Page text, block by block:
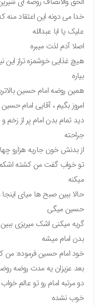
خدا می دونه این اعتقاد منه
علیک یا ابا عبدالله
اصلا آدم لذت میبره
هیچ غذایی خوشمزه تراز این
بیاره
همین روضه امام حسین
امروز بگیم ، آقایی امام حسین
دید تمام بدن امام پر از زخم
جراحته
از بدنش خون جاریه هزارو
تو خواب گفت من کشته
میکنه
حالا ببین صبح ها میای اینجا
حسین میگی
گریه میکنی اشک میریزی ببین
بدن امام میشه
خود امام حسین فرموده:
بعد عزیزان یه مدت روضه روضه
دو مرتبه امام رو تو عالم
خوب نشده